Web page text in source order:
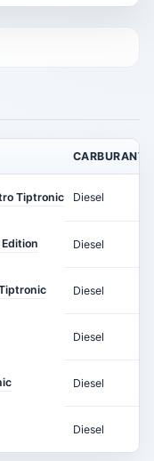
CARBURANT
Tiptronic Diesel
Diesel
Diesel
Diesel
Diesel
Diesel